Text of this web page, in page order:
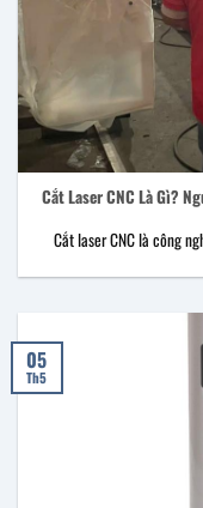
Cắt Laser CNC Là Gì?
Cắt laser CNC là công
05
Th5